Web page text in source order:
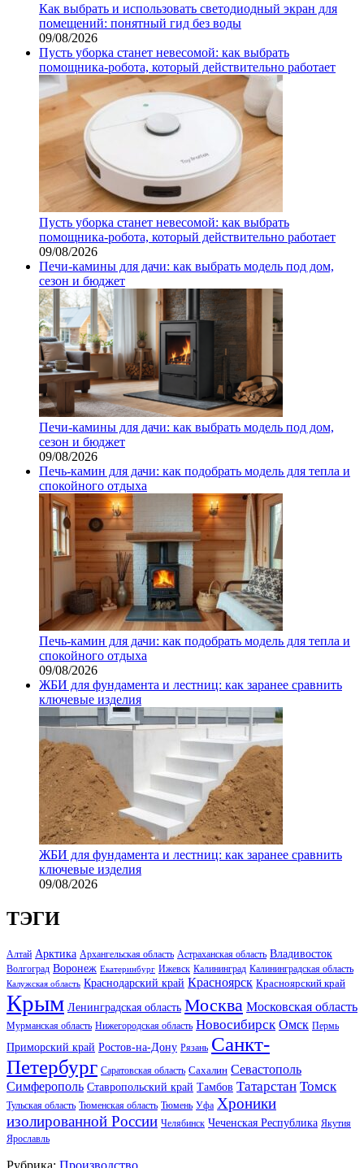
Как выбрать и использовать светодиодный экран для
помещений: понятный гид без воды
09/08/2026
Пусть уборка станет невесомой: как выбрать
помощника‑робота, который действительно работает
Пусть уборка станет невесомой: как выбрать
помощника‑робота, который действительно работает
09/08/2026
Печи-камины для дачи: как выбрать модель под дом,
сезон и бюджет
Печи-камины для дачи: как выбрать модель под дом,
сезон и бюджет
09/08/2026
Печь-камин для дачи: как подобрать модель для тепла и
спокойного отдыха
Печь-камин для дачи: как подобрать модель для тепла и
спокойного отдыха
09/08/2026
ЖБИ для фундамента и лестниц: как заранее сравнить
ключевые изделия
ЖБИ для фундамента и лестниц: как заранее сравнить
ключевые изделия
09/08/2026
ТЭГИ
Алтай Арктика Архангельская область Астраханская область Владивосток
Волгоград Воронеж Екатеринбург Ижевск Калининград Калининградская область
Калужская область Краснодарский край Красноярск Красноярский край
Крым Ленинградская область Москва Московская область
Мурманская область Нижегородская область Новосибирск Омск Пермь
Приморский край Ростов-на-Дону Рязань Санкт-
Петербург Саратовская область Сахалин Севастополь
Симферополь Ставропольский край Тамбов Татарстан Томск
Тульская область Тюменская область Тюмень Уфа Хроники
изолированной России Челябинск Чеченская Республика Якутия
Ярославль
Рубрика: Производство